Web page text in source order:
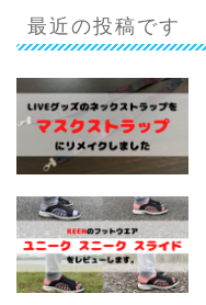
最近の投稿です